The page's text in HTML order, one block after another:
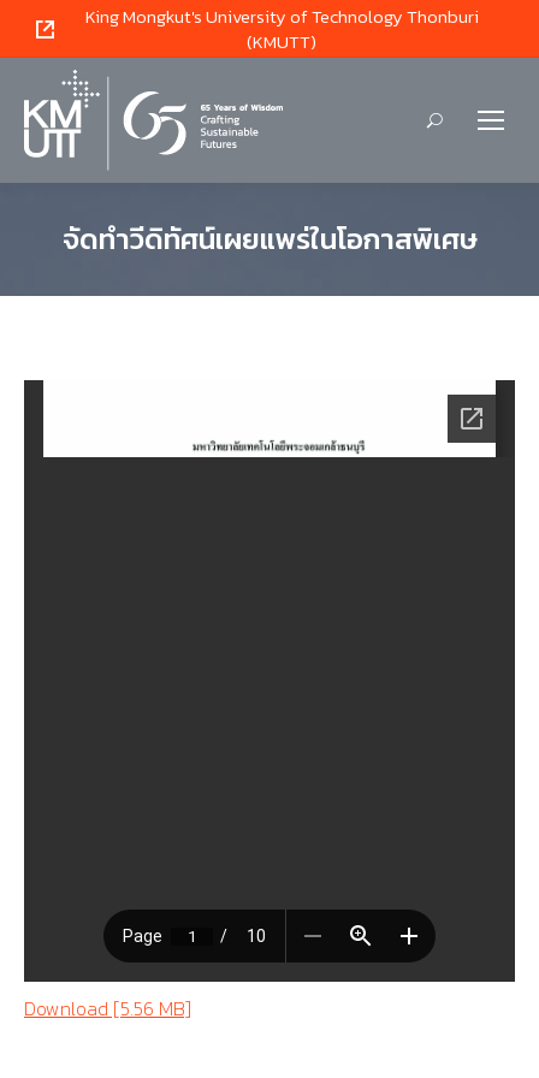
King Mongkut's University of Technology Thonburi
(KMUTT)
Search:
จัดทำวีดิทัศน์เผยแพร่ในโอกาสพิเศษ
Download [5.56 MB]